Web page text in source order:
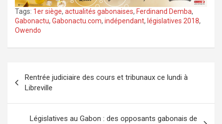
Tags: 1er siège, actualités gabonaises, Ferdinand Demba,
Gabonactu, Gabonactu.com, indépendant, législatives 2018,
Owendo
de
l’article
Rentrée judiciaire des cours et tribunaux ce lundi à
Libreville
Législatives au Gabon : des opposants gabonais de